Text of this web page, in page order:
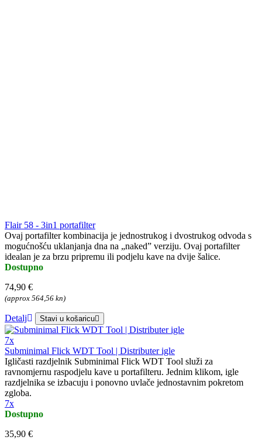
Flair 58 - 3in1 portafilter
Ovaj portafilter kombinacija je jednostrukog i dvostrukog odvoda s
mogućnošću uklanjanja dna na „naked” verziju. Ovaj portafilter
idealan je za brzu pripremu ili podjelu kave na dvije šalice.
Dostupno
74,90 €
(approx 564,56 kn)
Detalj Stavi u košaricu
7x
Subminimal Flick WDT Tool | Distributer igle
Igličasti razdjelnik Subminimal Flick WDT Tool služi za
ravnomjernu raspodjelu kave u portafilteru. Jednim klikom, igle
razdjelnika se izbacuju i ponovno uvlače jednostavnim pokretom
zgloba.
7x
Dostupno
35,90 €